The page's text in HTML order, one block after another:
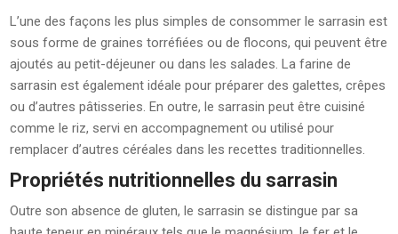
L’une des façons les plus simples de consommer le sarrasin est
sous forme de graines torréfiées ou de flocons, qui peuvent être
ajoutés au petit-déjeuner ou dans les salades. La farine de
sarrasin est également idéale pour préparer des galettes, crêpes
ou d’autres pâtisseries. En outre, le sarrasin peut être cuisiné
comme le riz, servi en accompagnement ou utilisé pour
remplacer d’autres céréales dans les recettes traditionnelles.
Propriétés nutritionnelles du sarrasin
Outre son absence de gluten, le sarrasin se distingue par sa